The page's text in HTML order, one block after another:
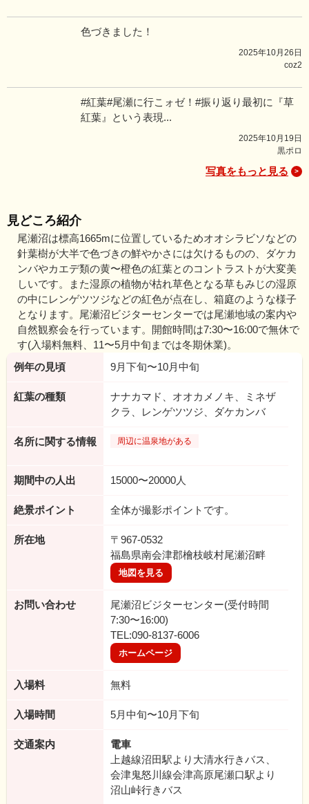
色づきました！
2025年10月26日
coz2
#紅葉#尾瀬に行こォゼ！#振り返り最初に『草
紅葉』という表現...
2025年10月19日
黒ポロ
写真をもっと見る
見どころ紹介
尾瀬沼は標高1665mに位置しているためオオシラビソなどの
針葉樹が大半で色づきの鮮やかさには欠けるものの、ダケカ
ンバやカエデ類の黄〜橙色の紅葉とのコントラストが大変美
しいです。また湿原の植物が枯れ草色となる草もみじの湿原
の中にレンゲツツジなどの紅色が点在し、箱庭のような様子
となります。尾瀬沼ビジターセンターでは尾瀬地域の案内や
自然観察会を行っています。開館時間は7:30〜16:00で無休で
す(入場料無料、11〜5月中旬までは冬期休業)。
例年の見頃
9月下旬〜10月中旬
紅葉の種類
ナナカマド、オオカメノキ、ミネザ
クラ、レンゲツツジ、ダケカンバ
名所に関する情報 周辺に温泉地がある
期間中の人出 15000〜20000人
絶景ポイント 全体が撮影ポイントです。
所在地
〒967-0532
福島県南会津郡檜枝岐村尾瀬沼畔
地図を見る
お問い合わせ
尾瀬沼ビジターセンター(受付時間
7:30〜16:00)
TEL:090-8137-6006
ホームページ
入場料 無料
入場時間 5月中旬〜10月下旬
交通案内
電車
上越線沼田駅より大清水行きバス、
会津鬼怒川線会津高原尾瀬口駅より
沼山峠行きバス